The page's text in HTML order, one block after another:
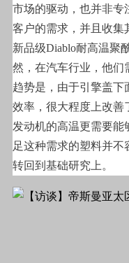
市场的驱动，也并非专
客户的需求，并且收集
新品级Diablo耐高温聚
然，在汽车行业，他们
趋势是，由于引擎盖下
效率，很大程度上改善
发动机的高温更需要能
足这种需求的塑料并
转回到基础研究上。